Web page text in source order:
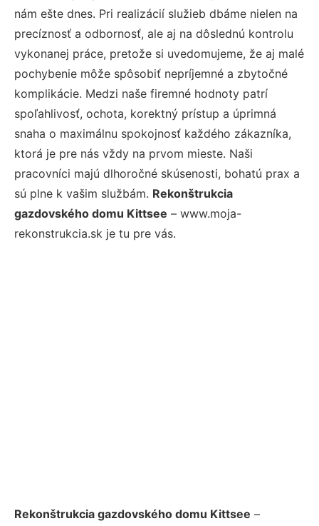
nám ešte dnes. Pri realizácií služieb dbáme nielen na
precíznosť a odbornosť, ale aj na dôslednú kontrolu
vykonanej práce, pretože si uvedomujeme, že aj malé
pochybenie môže spôsobiť nepríjemné a zbytočné
komplikácie. Medzi naše firemné hodnoty patrí
spoľahlivosť, ochota, korektný prístup a úprimná
snaha o maximálnu spokojnosť každého zákazníka,
ktorá je pre nás vždy na prvom mieste. Naši
pracovníci majú dlhoročné skúsenosti, bohatú prax a
sú plne k vašim službám. Rekonštrukcia
gazdovského domu Kittsee – www.moja-
rekonstrukcia.sk je tu pre vás.
Rekonštrukcia gazdovského domu Kittsee –